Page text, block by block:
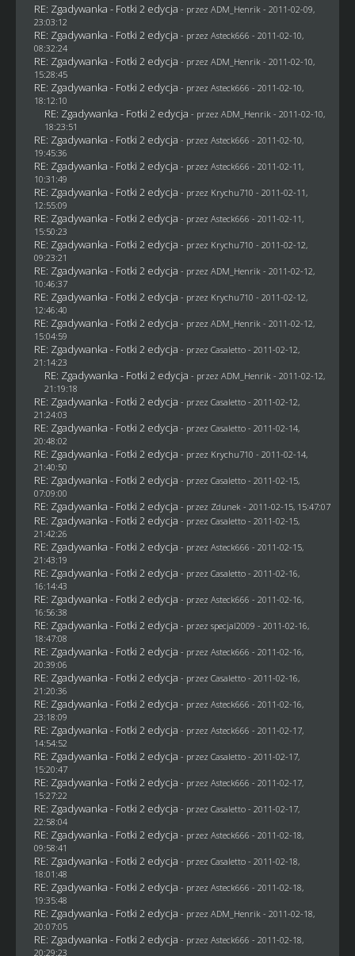
RE: Zgadywanka - Fotki 2 edycja - przez ADM_Henrik - 2011-02-09,
23:03:12
RE: Zgadywanka - Fotki 2 edycja - przez Asteck666 - 2011-02-10,
08:32:24
RE: Zgadywanka - Fotki 2 edycja - przez ADM_Henrik - 2011-02-10,
15:28:45
RE: Zgadywanka - Fotki 2 edycja - przez Asteck666 - 2011-02-10,
18:12:10
RE: Zgadywanka - Fotki 2 edycja - przez ADM_Henrik - 2011-02-10,
18:23:51
RE: Zgadywanka - Fotki 2 edycja - przez Asteck666 - 2011-02-10,
19:45:36
RE: Zgadywanka - Fotki 2 edycja - przez Asteck666 - 2011-02-11,
10:31:49
RE: Zgadywanka - Fotki 2 edycja - przez Krychu710 - 2011-02-11,
12:55:09
RE: Zgadywanka - Fotki 2 edycja - przez Asteck666 - 2011-02-11,
15:50:23
RE: Zgadywanka - Fotki 2 edycja - przez Krychu710 - 2011-02-12,
09:23:21
RE: Zgadywanka - Fotki 2 edycja - przez ADM_Henrik - 2011-02-12,
10:46:37
RE: Zgadywanka - Fotki 2 edycja - przez Krychu710 - 2011-02-12,
12:46:40
RE: Zgadywanka - Fotki 2 edycja - przez ADM_Henrik - 2011-02-12,
15:04:59
RE: Zgadywanka - Fotki 2 edycja - przez Casaletto- 2011-02-12,
21:14:23
RE: Zgadywanka - Fotki 2 edycja - przez ADM_Henrik - 2011-02-12,
21:19:18
RE: Zgadywanka - Fotki 2 edycja - przez Casaletto- 2011-02-12,
21:24:03
RE: Zgadywanka - Fotki 2 edycja - przez Casaletto- 2011-02-14,
20:48:02
RE: Zgadywanka - Fotki 2 edycja - przez Krychu710 - 2011-02-14,
21:40:50
RE: Zgadywanka - Fotki 2 edycja - przez Casaletto- 2011-02-15,
07:09:00
RE: Zgadywanka - Fotki 2 edycja - przez Zdunek - 2011-02-15, 15:47:07
RE: Zgadywanka - Fotki 2 edycja - przez Casaletto- 2011-02-15,
21:42:26
RE: Zgadywanka - Fotki 2 edycja - przez Asteck666 - 2011-02-15,
21:43:19
RE: Zgadywanka - Fotki 2 edycja - przez Casaletto- 2011-02-16,
16:14:43
RE: Zgadywanka - Fotki 2 edycja - przez Asteck666 - 2011-02-16,
16:56:38
RE: Zgadywanka - Fotki 2 edycja - przez specjal2009 - 2011-02-16,
18:47:08
RE: Zgadywanka - Fotki 2 edycja - przez Asteck666 - 2011-02-16,
20:39:06
RE: Zgadywanka - Fotki 2 edycja - przez Casaletto- 2011-02-16,
21:20:36
RE: Zgadywanka - Fotki 2 edycja - przez Asteck666 - 2011-02-16,
23:18:09
RE: Zgadywanka - Fotki 2 edycja - przez Asteck666 - 2011-02-17,
14:54:52
RE: Zgadywanka - Fotki 2 edycja - przez Casaletto- 2011-02-17,
15:20:47
RE: Zgadywanka - Fotki 2 edycja - przez Asteck666 - 2011-02-17,
15:27:22
RE: Zgadywanka - Fotki 2 edycja - przez Casaletto- 2011-02-17,
22:58:04
RE: Zgadywanka - Fotki 2 edycja - przez Asteck666 - 2011-02-18,
09:58:41
RE: Zgadywanka - Fotki 2 edycja - przez Casaletto- 2011-02-18,
18:01:48
RE: Zgadywanka - Fotki 2 edycja - przez Asteck666 - 2011-02-18,
19:35:48
RE: Zgadywanka - Fotki 2 edycja - przez ADM_Henrik - 2011-02-18,
20:07:05
RE: Zgadywanka - Fotki 2 edycja - przez Asteck666 - 2011-02-18,
20:29:23